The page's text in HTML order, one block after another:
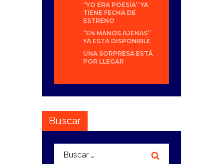
“YO ERA POESÍA” YA
TIENE FECHA DE
ESTRENO
“EN MANOS AJENAS”
YA ESTÁ DISPONIBLE
UNA SORPRESA ESTÁ
POR LLEGAR
Buscar
Buscar: